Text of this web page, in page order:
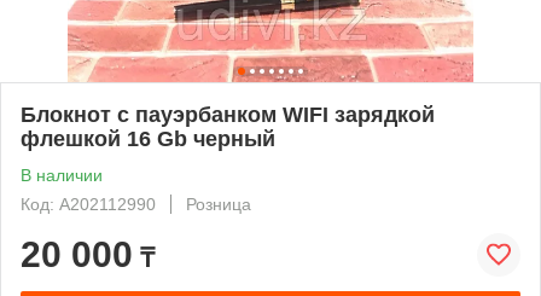
Блокнот с пауэрбанком WIFI зарядкой
флешкой 16 Gb черный
В наличии
Код: A202112990
Розница
20 000 ₸